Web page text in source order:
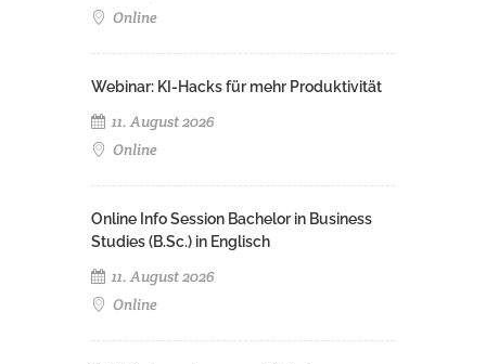
Online
Webinar: KI-Hacks für mehr Produktivität
11. August 2026
Online
Online Info Session Bachelor in Business
Studies (B.Sc.) in Englisch
11. August 2026
Online